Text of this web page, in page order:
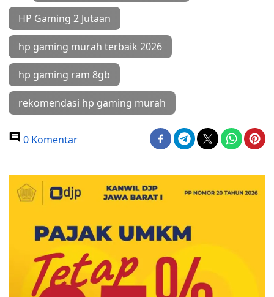
HP Gaming 2 Jutaan
hp gaming murah terbaik 2026
hp gaming ram 8gb
rekomendasi hp gaming murah
0 Komentar